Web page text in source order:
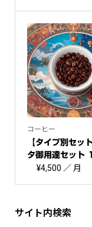
コーヒー
【タイプ別セッ
タ御用達セッ
×3...
¥4,500 ／ 月
サイト内検索